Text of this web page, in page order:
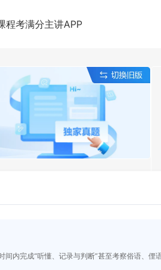
程考满分主讲APP
内完成“听懂、记录与判断”甚至考察俗语、俚